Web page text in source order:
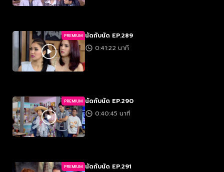
PREMIUM นัดกับนัด EP.289
0:41:22 นาที
PREMIUM นัดกับนัด EP.290
0:40:45 นาที
PREMIUM นัดกับนัด EP.291